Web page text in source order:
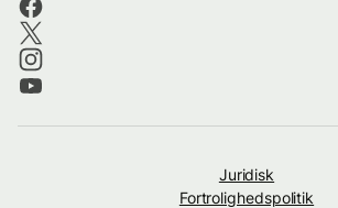
Juridisk
Fortrolighedspolitik